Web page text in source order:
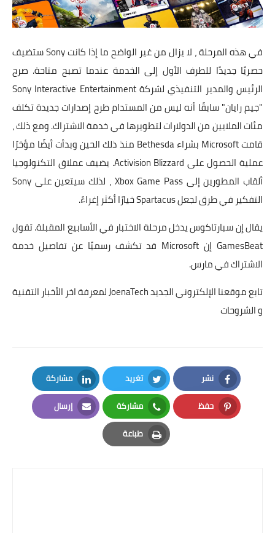
في هذه المرحلة ، لا يزال من غير الواضح ما إذا كانت Sony ستضيف
حصريًا جديدًا للطرف الأول إلى الخدمة عندما تصبح متاحة. صرح
الرئيس والمدير التنفيذي لشركة Sony Interactive Entertainment
"جيم رايان" سابقًا أنه ليس من المستدام طرح إصدارات جديدة تكلف
مئات الملايين من الدولارات لتطويرها في خدمة الاشتراك. ومع ذلك ،
قامت Microsoft بشراء Bethesda منذ ذلك الحين وبدأت أيضًا مؤخرًا
عملية الحصول على Activision Blizzard. يضيف عملاق التكنولوجيا
ألقاب المطورين إلى Xbox Game Pass ، لذلك سيتعين على Sony
التفكير في طرق لجعل Spartacus خيارًا أكثر إغراءً.
يقال إن سبارتاكوس يدخل مرحلة الاختبار في الأسابيع المقبلة. تقول
GamesBeat إن Microsoft قد تكشف رسميًا عن تفاصيل خدمة
الاشتراك في مارس.
تابع موقعنا الإلكتروني الجديدJoenaTechلمعرفة اخر الأخبار التقنية
و الشروحات
نشر
Facebook
تغريد
Twitter
مشاركة
LinkedIn
حفظ
Pinterest
مشاركة
Whatsapp
إرسال
Email
طباعة
Print